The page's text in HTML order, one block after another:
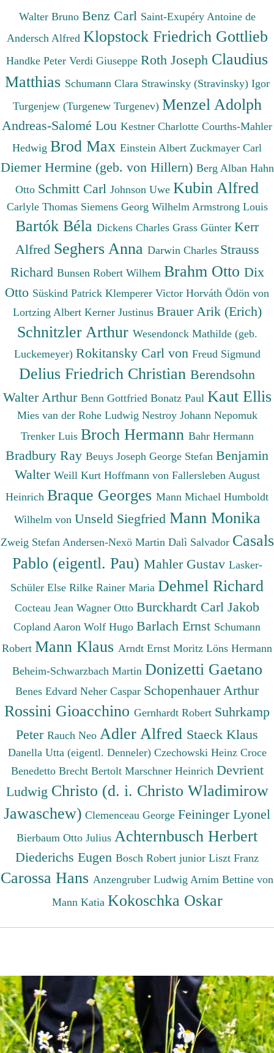
Walter Bruno Benz Carl Saint-Exupéry Antoine de
Andersch Alfred Klopstock Friedrich Gottlieb
Handke Peter Verdi Giuseppe Roth Joseph Claudius
Matthias Schumann Clara Strawinsky (Stravinsky) Igor
Turgenjew (Turgenew Turgenev) Menzel Adolph
Andreas-Salomé Lou Kestner Charlotte Courths-Mahler
Hedwig Brod Max Einstein Albert Zuckmayer Carl
Diemer Hermine (geb. von Hillern) Berg Alban Hahn
Otto Schmitt Carl Johnson Uwe Kubin Alfred
Carlyle Thomas Siemens Georg Wilhelm Armstrong Louis
Bartók Béla Dickens Charles Grass Günter Kerr
Alfred Seghers Anna Darwin Charles Strauss
Richard Bunsen Robert Wilhem Brahm Otto Dix
Otto Süskind Patrick Klemperer Victor Horváth Ödön von
Lortzing Albert Kerner Justinus Brauer Arik (Erich)
Schnitzler Arthur Wesendonck Mathilde (geb.
Luckemeyer) Rokitansky Carl von Freud Sigmund
Delius Friedrich Christian Berendsohn
Walter Arthur Benn Gottfried Bonatz Paul Kaut Ellis
Mies van der Rohe Ludwig Nestroy Johann Nepomuk
Trenker Luis Broch Hermann Bahr Hermann
Bradbury Ray Beuys Joseph George Stefan Benjamin
Walter Weill Kurt Hoffmann von Fallersleben August
Heinrich Braque Georges Mann Michael Humboldt
Wilhelm von Unseld Siegfried Mann Monika
Zweig Stefan Andersen-Nexö Martin Dalì Salvador Casals
Pablo (eigentl. Pau) Mahler Gustav Lasker-
Schüler Else Rilke Rainer Maria Dehmel Richard
Cocteau Jean Wagner Otto Burckhardt Carl Jakob
Copland Aaron Wolf Hugo Barlach Ernst Schumann
Robert Mann Klaus Arndt Ernst Moritz Löns Hermann
Beheim-Schwarzbach Martin Donizetti Gaetano
Benes Edvard Neher Caspar Schopenhauer Arthur
Rossini Gioacchino Gernhardt Robert Suhrkamp
Peter Rauch Neo Adler Alfred Staeck Klaus
Danella Utta (eigentl. Denneler) Czechowski Heinz Croce
Benedetto Brecht Bertolt Marschner Heinrich Devrient
Ludwig Christo (d. i. Christo Wladimirow
Jawaschew) Clemenceau George Feininger Lyonel
Bierbaum Otto Julius Achternbusch Herbert
Diederichs Eugen Bosch Robert junior Liszt Franz
Carossa Hans Anzengruber Ludwig Arnim Bettine von
Mann Katia Kokoschka Oskar